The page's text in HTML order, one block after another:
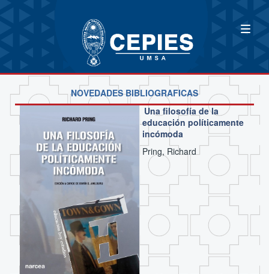
NOVEDADES BIBLIOGRAFICAS
Una filosofía de la
educación políticamente
incómoda
Pring, Richard